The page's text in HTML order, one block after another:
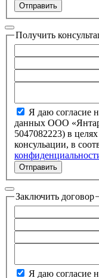
Отправить
Получить
Я даю согласие
данных ООО
5047082223) в целях обработки запроса и полченя
консульации, в
Отправить
Заключить договор
Я даю согласие